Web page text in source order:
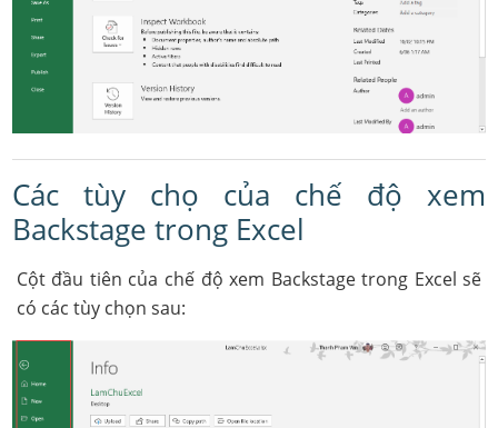
Các tùy chọ của chế độ xem
Backstage trong Excel
Cột đầu tiên của chế độ xem Backstage trong Excel sẽ
có các tùy chọn sau: